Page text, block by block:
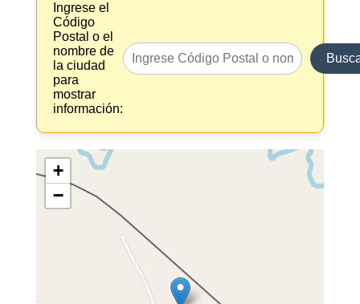
Ingrese el
Código
Postal o el
nombre de
la ciudad
para
mostrar
información:
+
−